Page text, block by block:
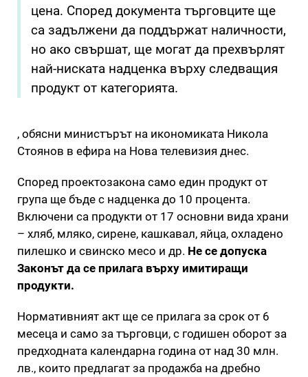
цена. Според документа търговците ще
са задължени да поддържат наличности,
но ако свършат, ще могат да прехвърлят
най-ниската надценка върху следващия
продукт от категорията.
, обясни министърът на икономиката Никола
Стоянов в ефира на Нова телевизия днес.
Според проектозакона само един продукт от
група ще бъде с надценка до 10 процента.
Включени са продукти от 17 основни вида храни
– хляб, мляко, сирене, кашкавал, яйца, охладено
пилешко и свинско месо и др. Не се допуска
Законът да се прилага върху имитиращи
продукти.
Нормативният акт ще се прилага за срок от 6
месеца и само за търговци, с годишен оборот за
предходната календарна година от над 30 млн.
лв., които предлагат за продажба на дребно